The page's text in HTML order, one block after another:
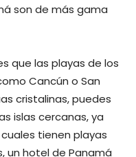
son de más gama
que las playas de los
Cancún o San
cristalinas, puedes
islas cercanas, ya
tienen playas
un hotel de Panamá